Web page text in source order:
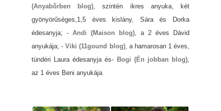
(Anyabőrben blog) , szintén ikres anyuka, két
gyönyörűséges,1,5 éves kislány, Sára és Dorka
édesanyja; - Andi (Maison blog) , a 2 éves Dávid
anyukája;-Viki (11gound blog), a hamarosan 1 éves,
tündéri Laura édesanyja és- Bogi (Én jobban blog)
az 1 éves Beni anyukája.